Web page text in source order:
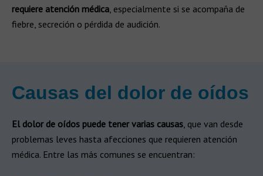
requiere atención médica, especialmente si se acompaña de
fiebre, secreción o pérdida de audición.
Causas del dolor de oídos​
El dolor de oídos puede tener varias causas, que van desde
problemas leves hasta afecciones que requieren atención
médica. Entre las más comunes se encuentran: